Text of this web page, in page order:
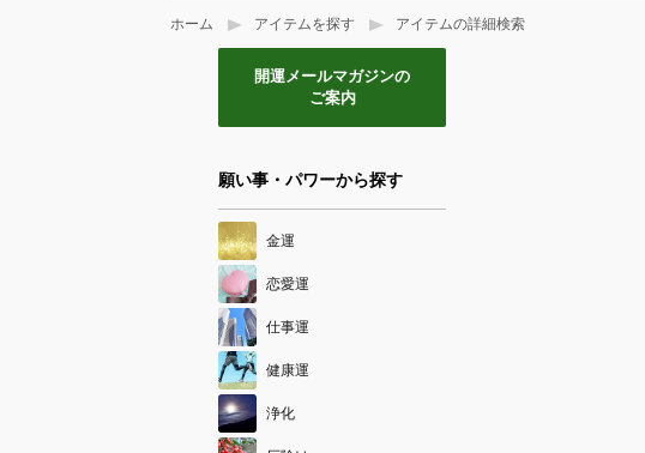
ホーム アイテムを探す アイテムの詳細検索
開運メールマガジンの
ご案内
願い事・パワーから探す
金運
恋愛運
仕事運
健康運
浄化